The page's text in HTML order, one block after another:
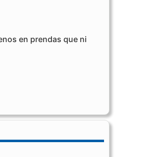
en prendas que ni